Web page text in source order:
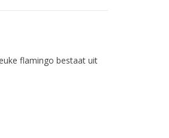
flamingo bestaat uit